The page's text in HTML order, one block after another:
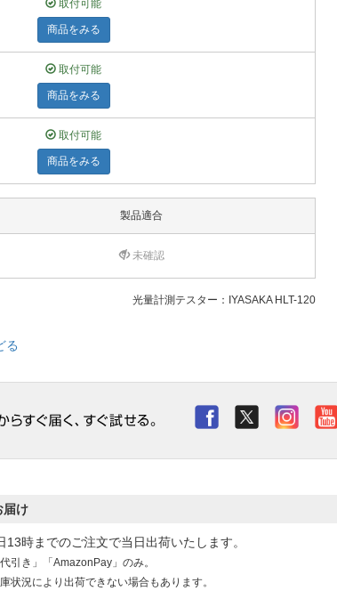
取付可能
商品をみる
取付可能
商品をみる
取付可能
商品をみる
製品適合
未確認
光量計測テスター：IYASAKA HLT-120
る
届け
13時までのご注文で当日出荷いたします。
引き」「AmazonPay」のみ。
状況により出荷できない場合もあります。